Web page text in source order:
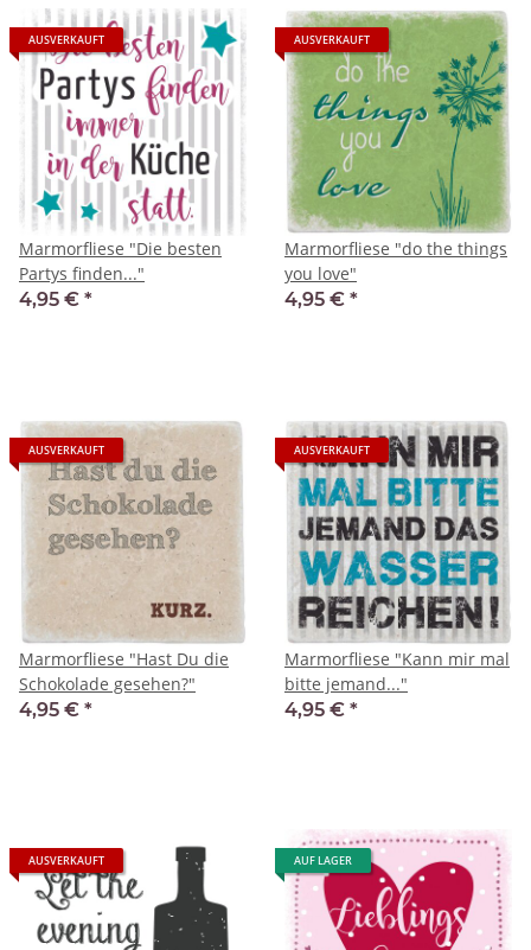
AUSVERKAUFT
Marmorfliese "Die besten
Partys finden..."
4,95 € *
AUSVERKAUFT
Marmorfliese "do the things
you love"
4,95 € *
AUSVERKAUFT
Marmorfliese "Hast Du die
Schokolade gesehen?"
4,95 € *
AUSVERKAUFT
Marmorfliese "Kann mir mal
bitte jemand..."
4,95 € *
AUSVERKAUFT AUF LAGER